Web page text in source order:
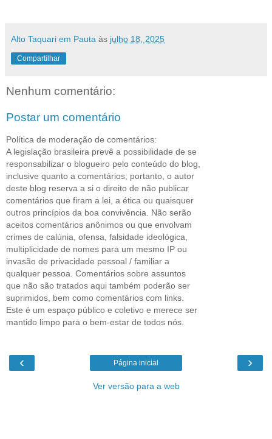
Alto Taquari em Pauta às julho 18, 2025
Compartilhar
Nenhum comentário:
Postar um comentário
Política de moderação de comentários:
A legislação brasileira prevê a possibilidade de se
responsabilizar o blogueiro pelo conteúdo do blog,
inclusive quanto a comentários; portanto, o autor
deste blog reserva a si o direito de não publicar
comentários que firam a lei, a ética ou quaisquer
outros princípios da boa convivência. Não serão
aceitos comentários anônimos ou que envolvam
crimes de calúnia, ofensa, falsidade ideológica,
multiplicidade de nomes para um mesmo IP ou
invasão de privacidade pessoal / familiar a
qualquer pessoa. Comentários sobre assuntos
que não são tratados aqui também poderão ser
suprimidos, bem como comentários com links.
Este é um espaço público e coletivo e merece ser
mantido limpo para o bem-estar de todos nós.
‹ ›
Página inicial
Ver versão para a web